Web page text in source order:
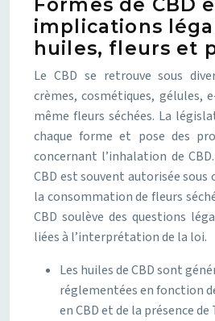
Formes de CBD
implications
huiles, fleurs et
Le CBD se retrouve sous
crèmes, cosmétiques, gélules,
même fleurs séchées. La
chaque forme et pose des
concernant l’inhalation de
CBD est souvent autorisée
la consommation de fleurs
CBD soulève des questions
liées à l’interprétation de la loi.
Les huiles de CBD sont
réglementées en fonction
en CBD et de la présence de